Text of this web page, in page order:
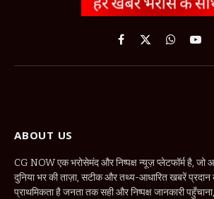
Facebook
X
WhatsApp
ABOUT US
CG NOW एक भरोसेमंद और निष्पक्ष न्यूज़ प्लेटफॉर्म है, जो
दुनिया भर की ताज़ा, सटीक और तथ्य-आधारित खबरें प्रदान
प्राथमिकता है जनता तक सही और निष्पक्ष जानकारी